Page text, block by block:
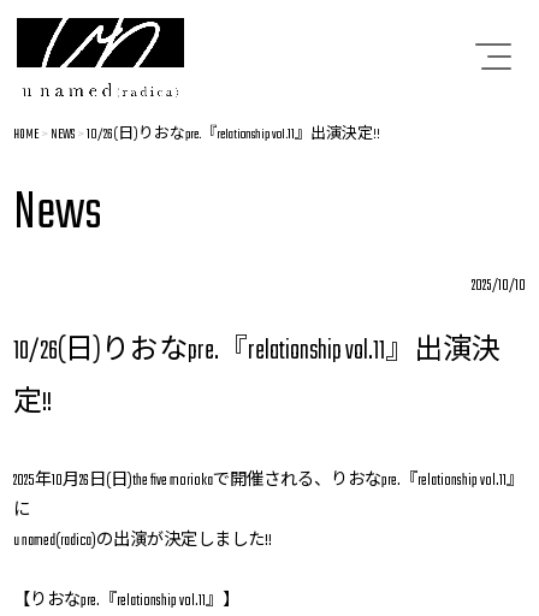
HOME> NEWS>10/26(日)りおなpre.『relationship vol.11』出演決定!!
News
2025/10/10
10/26(日)りおなpre.『relationship vol.11』出演決
定!!
2025年10月26日(日)the five moriokaで開催される、りおなpre.『relationship vol.11』
に
u named(radica)の出演が決定しました!!
【りおなpre.『relationship vol.11』】